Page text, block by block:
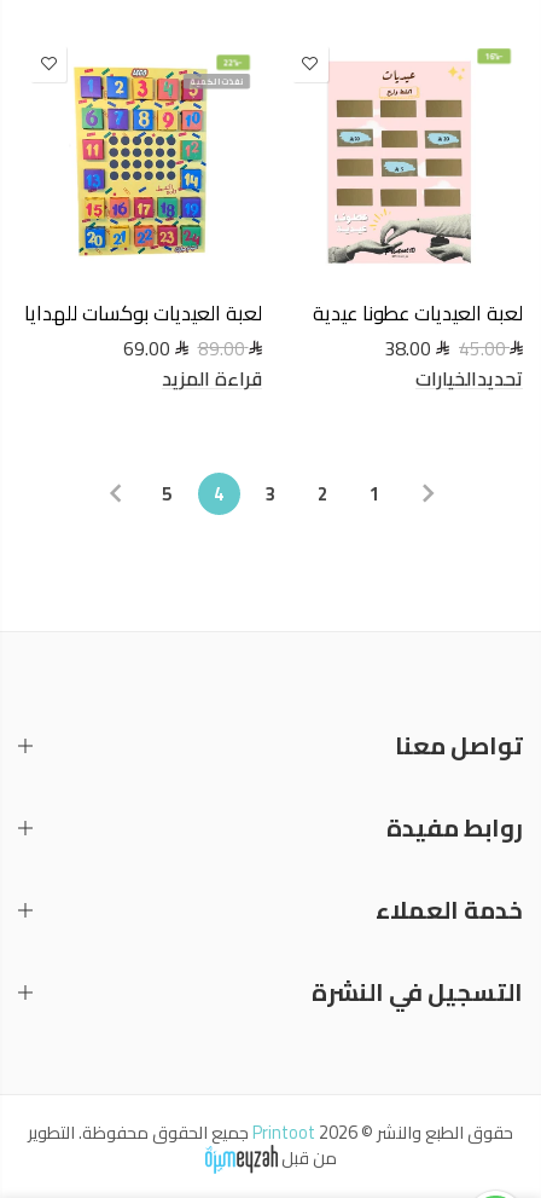
-16%
لعبة العيديات عطونا عيدية
45.00
38.00
تحديدالخيارات
-22%
نفذت الكمية
لعبة العيديات بوكسات للهدايا
89.00
69.00
قراءة المزيد
1
2
3
4
5
تواصل معنا
روابط مفيدة
خدمة العملاء
التسجيل في النشرة
حقوق الطبع والنشر © 2026 Printootجميع الحقوق محفوظة. التطوير
من قبل